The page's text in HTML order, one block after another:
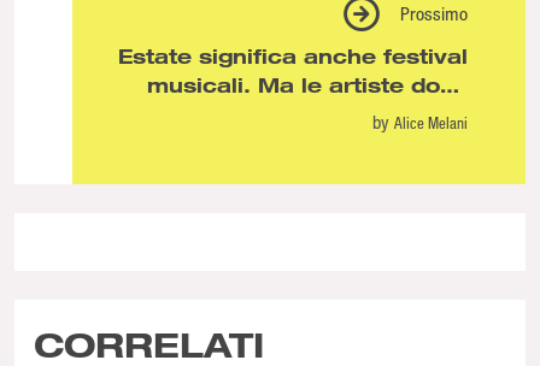
Prossimo
Estate significa anche festival
musicali. Ma le artiste dove
sono?
by Alice Melani
CORRELATI